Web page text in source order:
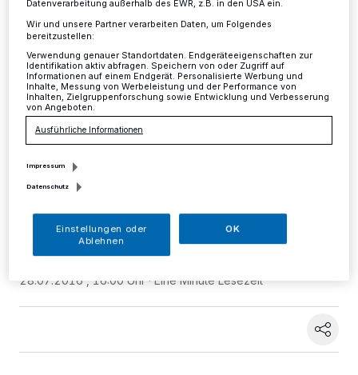
junge Menschen im Kreis
Mettmann
Kreis· "Die Tatsache, dass im Sommer die
Arbeitslosigkeit leicht steigt, hat auch im Kreis
Mettmann Auswirkungen, die keineswegs auf die
leichte Schulter zu nehmen sind. Sie verschärft die
unglückliche Lage der Betroffenen insbesondere auch
junger Menschen," so Dirk Sondermann, DGB-
Kreisverbandsvorsitzender in Mettmann über die heute
Arbeit in Mettmann.
28.07.2016 , 16:00 Uhr Eine Minute Lesezeit
Datenverarbeitung außerhalb des EWR, z.B. in den USA ein.
Wir und unsere Partner verarbeiten Daten, um Folgendes
bereitzustellen:
Verwendung genauer Standortdaten. Endgeräteeigenschaften zur
Identifikation aktiv abfragen. Speichern von oder Zugriff auf
Informationen auf einem Endgerät. Personalisierte Werbung und
Inhalte, Messung von Werbeleistung und der Performance von
Inhalten, Zielgruppenforschung sowie Entwicklung und Verbesserung
von Angeboten.
Ausführliche Informationen
Impressum
Datenschutz
Einstellungen oder
Ablehnen
OK